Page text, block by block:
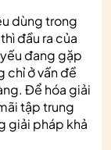
dùng trong
đầu ra của
đang gặp
chỉ ở vấn đề
Để hóa giải
tập trung
giải pháp khả